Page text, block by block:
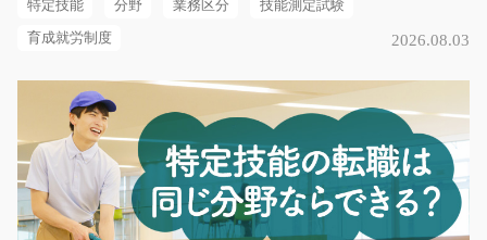
カンタン軽作業◎自動車部品の溶着作業/g05_0056
0
マイカーバイク通勤可能！カンタン軽作業◎自動車部品
の溶着作業をお願いし…
長期（3ヶ月以上）
特定技能 分野 業務区分 技能測定試験
育成就労制度 2026.08.03